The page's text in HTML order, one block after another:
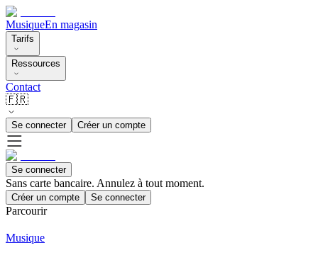
MusiqueEn magasin
Tarifs
Ressources
Contact
🇫🇷
Se connecter Créer un compte
Se connecter
Sans carte bancaire. Annulez à tout moment.
Créer un compte Se connecter
Parcourir
Musique